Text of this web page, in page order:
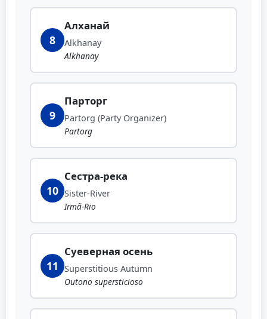
8
Алханай
Alkhanay
Alkhanay
9
Парторг
Partorg (Party Organizer)
Partorg
10
Сестра-река
Sister-River
Irmã-Rio
11
Суеверная осень
Superstitious Autumn
Outono supersticioso